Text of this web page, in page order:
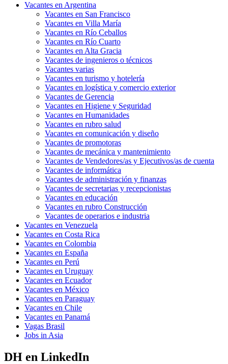
Vacantes en Argentina
Vacantes en San Francisco
Vacantes en Villa María
Vacantes en Río Ceballos
Vacantes en Río Cuarto
Vacantes en Alta Gracia
Vacantes de ingenieros o técnicos
Vacantes varias
Vacantes en turismo y hotelería
Vacantes en logística y comercio exterior
Vacantes de Gerencia
Vacantes en Higiene y Seguridad
Vacantes en Humanidades
Vacantes en rubro salud
Vacantes en comunicación y diseño
Vacantes de promotoras
Vacantes de mecánica y mantenimiento
Vacantes de Vendedores/as y Ejecutivos/as de cuenta
Vacantes de informática
Vacantes de administración y finanzas
Vacantes de secretarias y recepcionistas
Vacantes en educación
Vacantes en rubro Construcción
Vacantes de operarios e industria
Vacantes en Venezuela
Vacantes en Costa Rica
Vacantes en Colombia
Vacantes en España
Vacantes en Perú
Vacantes en Uruguay
Vacantes en Ecuador
Vacantes en México
Vacantes en Paraguay
Vacantes en Chile
Vacantes en Panamá
Vagas Brasil
Jobs in Asia
DH en LinkedIn